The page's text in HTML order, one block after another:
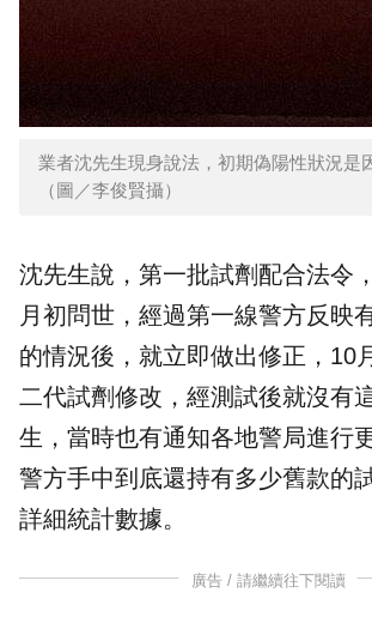
業者沈先生現身說法，初期偽陽性狀況是
（圖／李俊賢攝）
沈先生說，第一批試劑配合法令
月初問世，經過第一線警方反映
的情況後，就立即做出修正，10
二代試劑修改，經測試後就沒有
生，當時也有通知各地警局進行
警方手中到底還持有多少舊款的
詳細統計數據。
廣告 / 請繼續往下閱讀